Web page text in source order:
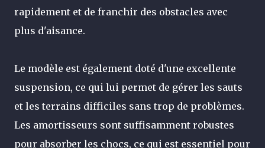
rapidement et de franchir des obstacles avec
plus d'aisance.
Le modèle est également doté d'une excellente
suspension, ce qui lui permet de gérer les sauts
et les terrains difficiles sans trop de problèmes.
Les amortisseurs sont suffisamment robustes
pour absorber les chocs, ce qui est essentiel pour